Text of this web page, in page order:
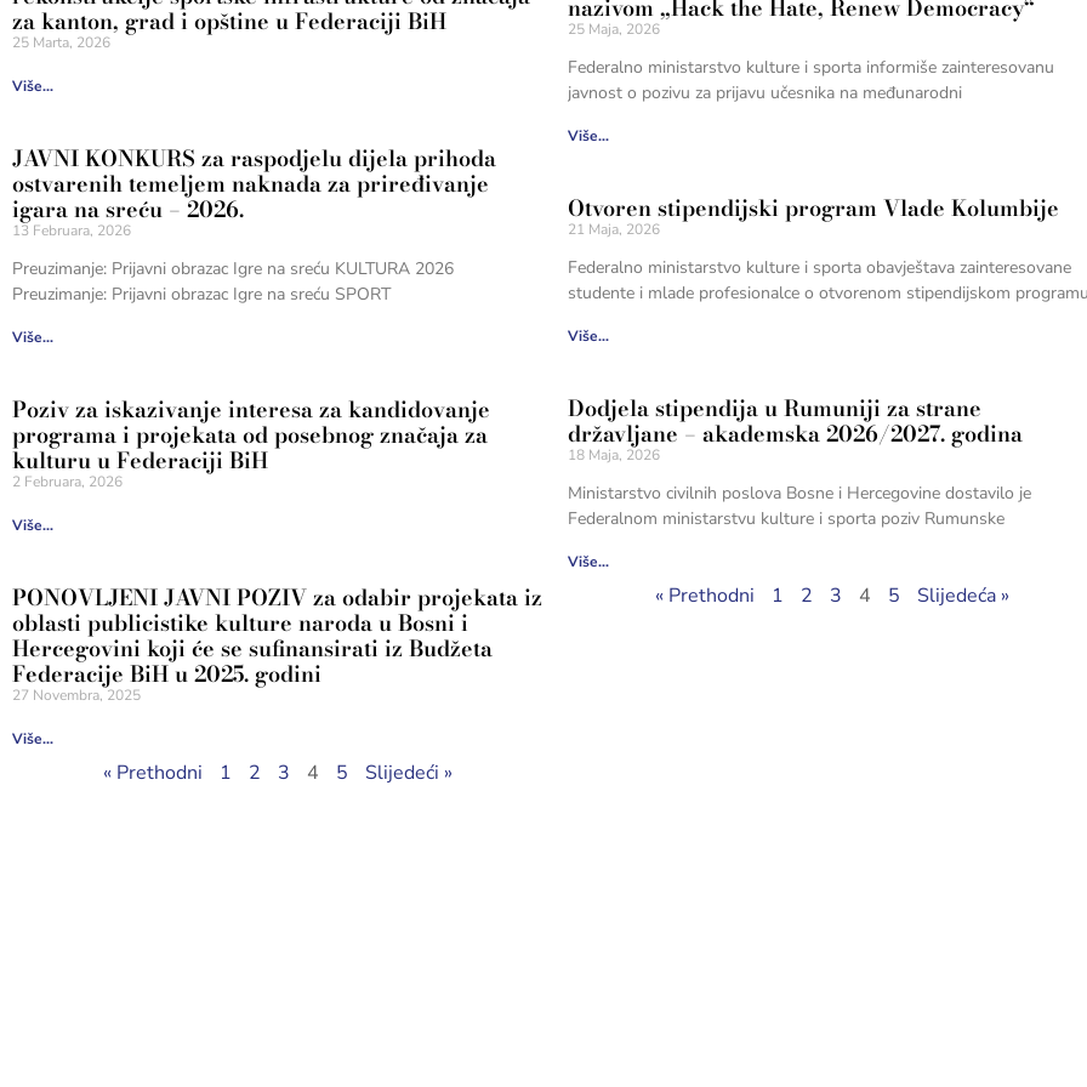
za kanton, grad i opštine u Federaciji BiH
25 Marta, 2026
Više...
JAVNI KONKURS za raspodjelu dijela prihoda
ostvarenih temeljem naknada za priređivanje
igara na sreću – 2026.
13 Februara, 2026
Preuzimanje: Prijavni obrazac Igre na sreću KULTURA 2026
Preuzimanje: Prijavni obrazac Igre na sreću SPORT
Više...
Poziv za iskazivanje interesa za kandidovanje
programa i projekata od posebnog značaja za
kulturu u Federaciji BiH
2 Februara, 2026
Više...
PONOVLJENI JAVNI POZIV za odabir projekata iz
oblasti publicistike kulture naroda u Bosni i
Hercegovini koji će se sufinansirati iz Budžeta
Federacije BiH u 2025. godini
27 Novembra, 2025
Više...
« Prethodni 1 2 3 4 5 Slijedeći »
nazivom „Hack the Hate, Renew Democracy“
25 Maja, 2026
Federalno ministarstvo kulture i sporta informiše zainteresovanu
javnost o pozivu za prijavu učesnika na međunarodni
Više...
Otvoren stipendijski program Vlade Kolumbije
21 Maja, 2026
Federalno ministarstvo kulture i sporta obavještava zainteresovane
studente i mlade profesionalce o otvorenom stipendijskom
Više...
Dodjela stipendija u Rumuniji za strane
državljane – akademska 2026/2027. godina
18 Maja, 2026
Ministarstvo civilnih poslova Bosne i Hercegovine dostavilo je
Federalnom ministarstvu kulture i sporta poziv Rumunske
Više...
« Prethodni 1 2 3 4 5 Slijedeća »